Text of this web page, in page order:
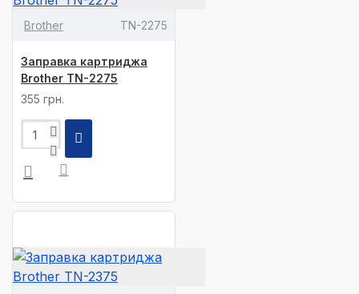
Brother TN-2275
Заправка картриджа
Brother TN-2275
355 грн.